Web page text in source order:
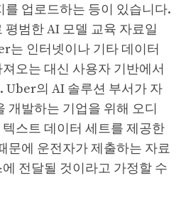
를 업로드하는 등이 있습니다.
평범한 AI 모델 교육 자료일
는 인터넷이나 기타 데이터
오는 대신 사용자 기반에서
Uber의 AI 솔루션 부서가 자
개발하는 기업을 위해 오디
스트 데이터 세트를 제공한
문에 운전자가 제출하는 자료
전달될 것이라고 가정할 수